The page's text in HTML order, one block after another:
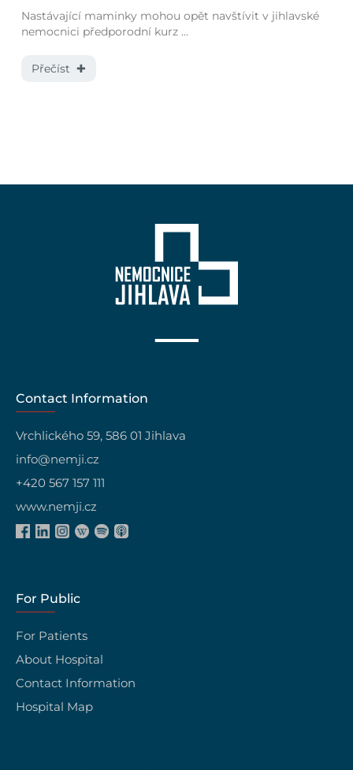
Nastávající maminky mohou opět navštívit v jihlavské
nemocnici předporodní kurz ...
Přečíst ✚
Contact Information
Vrchlického 59, 586 01 Jihlava
info@nemji.cz
+420 567 157 111
www.nemji.cz
For Public
For Patients
About Hospital
Contact Information
Hospital Map